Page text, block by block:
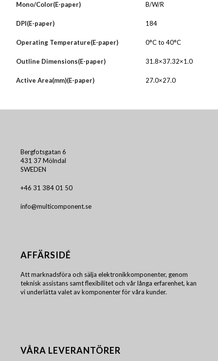
Mono/Color(E-paper) B/W/R
DPI(E-paper) 184
Operating Temperature(E-paper) 0°C to 40°C
Outline Dimensions(E-paper) 31.8×37.32×1.0
Active Area(mm)(E-paper) 27.0×27.0
Bergfotsgatan 6
431 37 Mölndal
SWEDEN
+46 31 384 01 50
info@multicomponent.se
AFFÄRSIDÉ
Att marknadsföra och sälja elektronikkomponenter, genom
teknisk assistans samt flexibilitet och vår långa erfarenhet, kan
vi underlätta valet av komponenter för våra kunder.
VÅRA LEVERANTÖRER